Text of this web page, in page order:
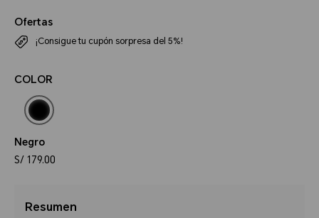
Ofertas
¡Consigue tu cupón sorpresa del 5%!
COLOR
Negro
S/ 179.00
Resumen